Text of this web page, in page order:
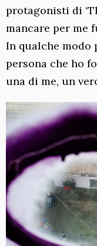
protagonisti di
mancare per me
In qualche modo
persona che ho
una di me, un